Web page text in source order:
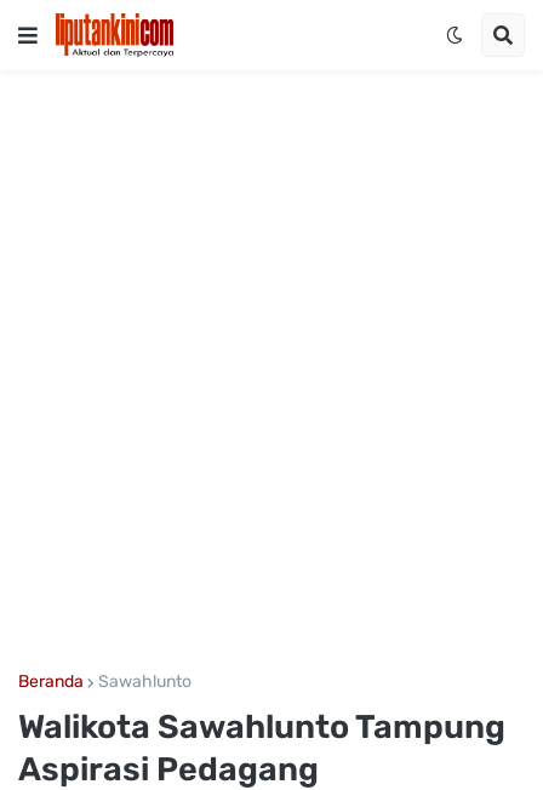
Beranda Sawahlunto
Walikota Sawahlunto Tampung
Aspirasi Pedagang